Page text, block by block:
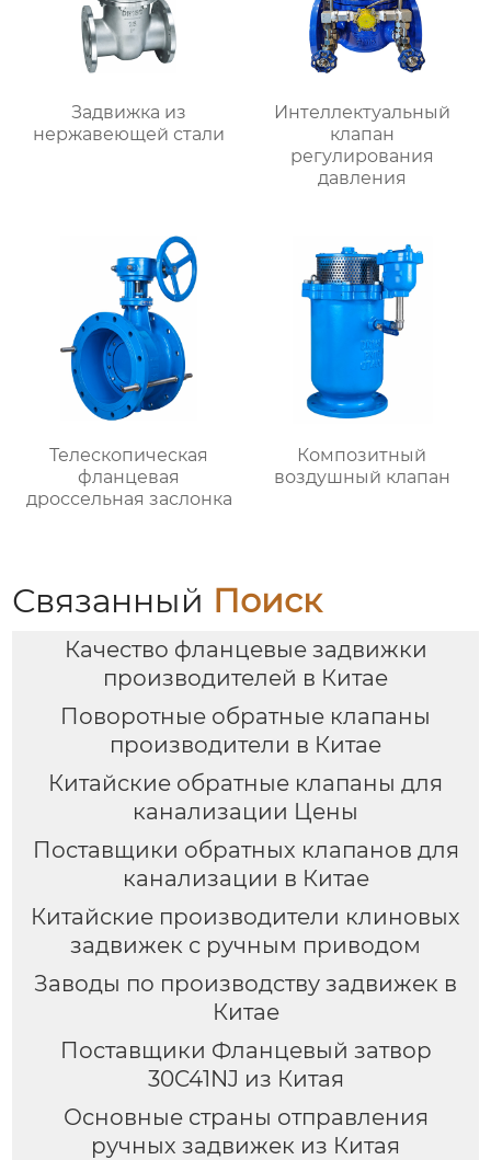
Задвижка из
нержавеющей стали
Интеллектуальный
клапан
регулирования
давления
Телескопическая
фланцевая
дроссельная заслонка
Композитный
воздушный клапан
Связанный Поиск
Качество фланцевые задвижки
производителей в Китае
Поворотные обратные клапаны
производители в Китае
Китайские обратные клапаны для
канализации Цены
Поставщики обратных клапанов для
канализации в Китае
Китайские производители клиновых
задвижек с ручным приводом
Заводы по производству задвижек в
Китае
Поставщики Фланцевый затвор
30C41NJ из Китая
Основные страны отправления
ручных задвижек из Китая